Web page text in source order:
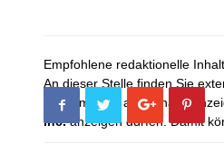
Empfohlene redaktionelle
An dieser Stelle finden Sie
Mit dem Klick auf "Inhalte
Inc.anzeigen dürfen. Damit